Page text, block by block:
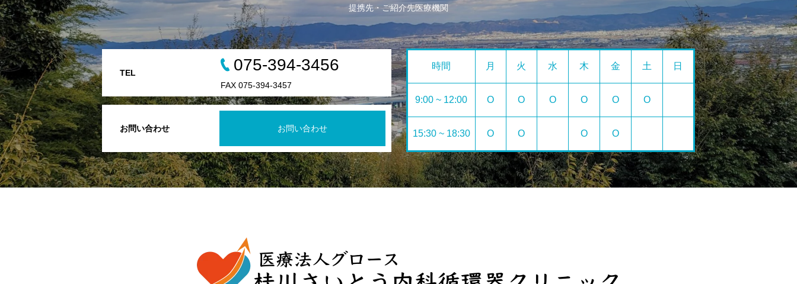
提携先・ご紹介先医療機関
お問い合わせ お問い合わせ
TEL 075-394-3456
FAX 075-394-3457
時間 月 火 水 木 金 土 日
9:00 ~ 12:00 O O O O O O
15:30 ~ 18:30 O O O O